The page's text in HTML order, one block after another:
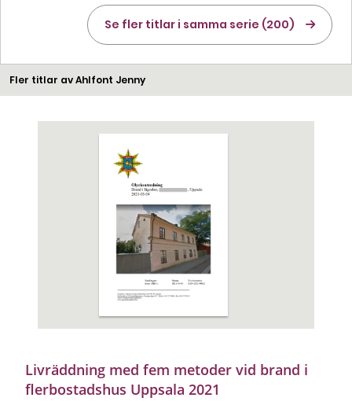
Se fler titlar i samma serie (200)
Fler titlar av Ahlfont Jenny
Livräddning med fem metoder vid brand i
flerbostadshus Uppsala 2021